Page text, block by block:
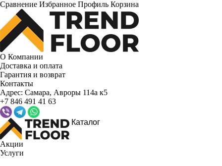
Сравнение Избранное Профиль Корзина
О Компании
Доставка и оплата
Гарантия и возврат
Контакты
Адрес: Самара, Авроры 114а к5
+7 846 491 41 63
Каталог
Акции
Услуги